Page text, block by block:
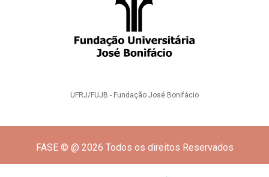
UFRJ/FUJB - Fundação José Bonifácio
FASE © @ 2026 Todos os direitos Reservados